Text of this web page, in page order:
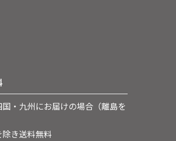
・九州にお届けの場合（離島を
き送料無料